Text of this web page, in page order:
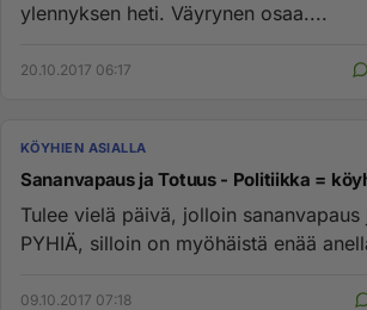
ylennyksen heti. Väyrynen osaa....
20.10.2017 06:17
KÖYHIEN ASIALLA
Sananvapaus ja Totuus - Politiikka =
Tulee vielä päivä, jolloin sananvapaus ja totuus
PYHIÄ, silloin on myöhäistä enää
09.10.2017 07:18